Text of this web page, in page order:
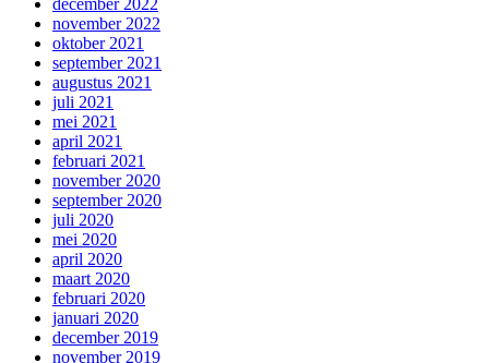
december 2022
november 2022
oktober 2021
september 2021
augustus 2021
juli 2021
mei 2021
april 2021
februari 2021
november 2020
september 2020
juli 2020
mei 2020
april 2020
maart 2020
februari 2020
januari 2020
december 2019
november 2019